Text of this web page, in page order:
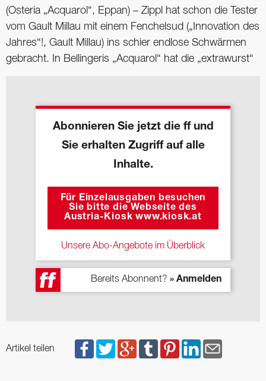
(Osteria „Acquarol“, Eppan) – Zippl hat schon die Tester
vom Gault Millau mit einem Fenchelsud („Innovation des
Jahres“!, Gault Millau) ins schier endlose Schwärmen
gebracht. In Bellingeris „Acquarol“ hat die „extrawurst“
Abonnieren Sie jetzt die ff und
Sie erhalten Zugriff auf alle
Inhalte.
Für Einzelausgaben besuchen
Sie bitte die Webseite des
Austria-Kiosk www.kiosk.at
Unsere Abo-Angebote im Überblick
Bereits Abonnent? » Anmelden
Artikel teilen